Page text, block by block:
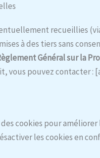
recueillies
à des tiers sans
Général sur la
vous pouvez contacter :
cookies pour
les cookies en